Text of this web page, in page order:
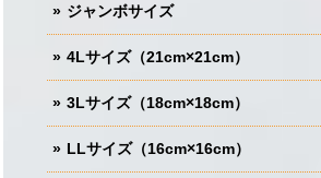
ジャンボサイズ
4Lサイズ（21cm×21cm）
3Lサイズ（18cm×18cm）
LLサイズ（16cm×16cm）